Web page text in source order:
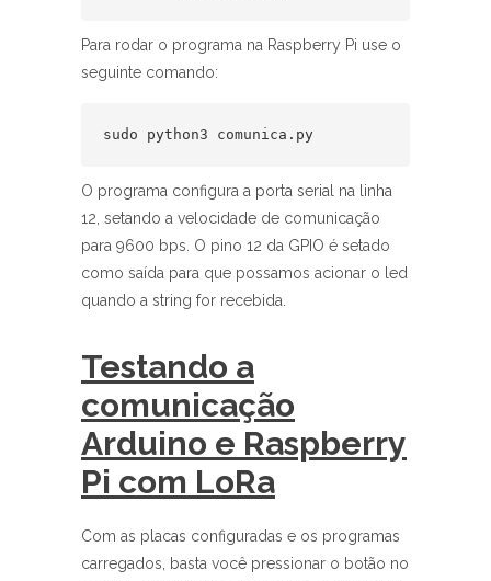
Para rodar o programa na Raspberry Pi use o
seguinte comando:
sudo python3 comunica.py
O programa configura a porta serial na linha
12, setando a velocidade de comunicação
para 9600 bps. O pino 12 da GPIO é setado
como saída para que possamos acionar o led
quando a string for recebida.
Testando a
comunicação
Arduino e Raspberry
Pi com LoRa
Com as placas configuradas e os programas
carregados, basta você pressionar o botão no